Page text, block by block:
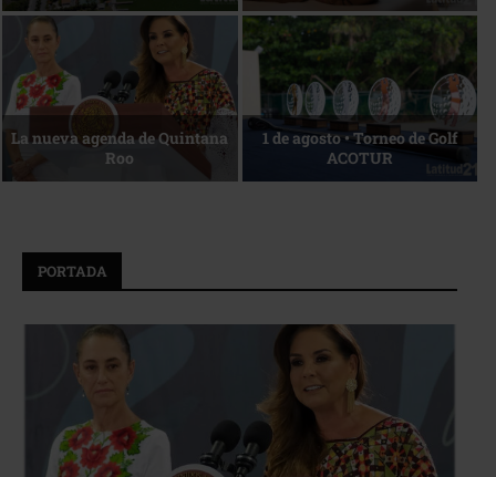
Reconocimiento de viajeros La esencia del servicio
PORTADA